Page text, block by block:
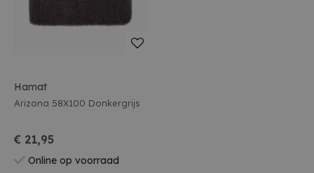
Hamat
Arizona 58X100 Donkergrijs
€ 21,95
Online op voorraad